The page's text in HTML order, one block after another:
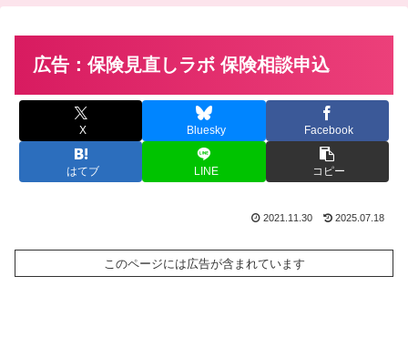
広告：保険見直しラボ 保険相談申込
X Bluesky Facebook
はてブ LINE コピー
2021.11.30 2025.07.18
このページには広告が含まれています